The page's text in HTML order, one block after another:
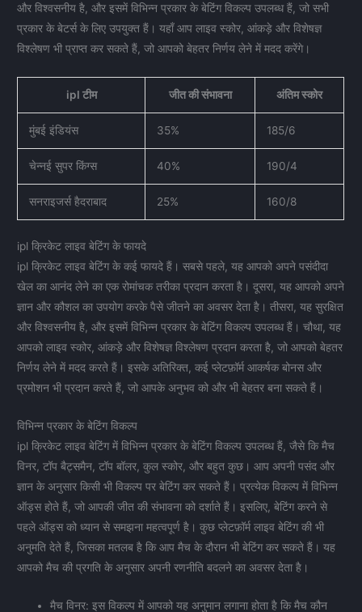
और विश्वसनीय है, और इसमें विभिन्न प्रकार के बेटिंग विकल्प उपलब्ध हैं, जो सभी
प्रकार के बेटर्स के लिए उपयुक्त हैं। यहाँ आप लाइव स्कोर, आंकड़े और विशेषज्ञ
विश्लेषण भी प्राप्त कर सकते हैं, जो आपको बेहतर निर्णय लेने में मदद करेंगे।
ipl टीम जीत की संभावना अंतिम स्कोर
मुंबई इंडियंस 35% 185/6
चेन्नई सुपर किंग्स 40% 190/4
सनराइजर्स हैदराबाद 25% 160/8
ipl क्रिकेट लाइव बेटिंग के फायदे
ipl क्रिकेट लाइव बेटिंग के कई फायदे हैं। सबसे पहले, यह आपको अपने पसंदीदा
खेल का आनंद लेने का एक रोमांचक तरीका प्रदान करता है। दूसरा, यह आपको अपने
ज्ञान और कौशल का उपयोग करके पैसे जीतने का अवसर देता है। तीसरा, यह सुरक्षित
और विश्वसनीय है, और इसमें विभिन्न प्रकार के बेटिंग विकल्प उपलब्ध हैं। चौथा, यह
आपको लाइव स्कोर, आंकड़े और विशेषज्ञ विश्लेषण प्रदान करता है, जो आपको बेहतर
निर्णय लेने में मदद करते हैं। इसके अतिरिक्त, कई प्लेटफ़ॉर्म आकर्षक बोनस और
प्रमोशन भी प्रदान करते हैं, जो आपके अनुभव को और भी बेहतर बना सकते हैं।
विभिन्न प्रकार के बेटिंग विकल्प
ipl क्रिकेट लाइव बेटिंग में विभिन्न प्रकार के बेटिंग विकल्प उपलब्ध हैं, जैसे कि मैच
विनर, टॉप बैट्समैन, टॉप बॉलर, कुल स्कोर, और बहुत कुछ। आप अपनी पसंद और
ज्ञान के अनुसार किसी भी विकल्प पर बेटिंग कर सकते हैं। प्रत्येक विकल्प में विभिन्न
ऑड्स होते हैं, जो आपकी जीत की संभावना को दर्शाते हैं। इसलिए, बेटिंग करने से
पहले ऑड्स को ध्यान से समझना महत्वपूर्ण है। कुछ प्लेटफ़ॉर्म लाइव बेटिंग की भी
अनुमति देते हैं, जिसका मतलब है कि आप मैच के दौरान भी बेटिंग कर सकते हैं। यह
आपको मैच की प्रगति के अनुसार अपनी रणनीति बदलने का अवसर देता है।
मैच विनर: इस विकल्प में आपको यह अनुमान लगाना होता है कि मैच कौन